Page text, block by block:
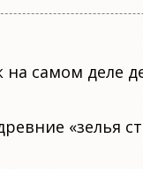
самом деле
«зелья